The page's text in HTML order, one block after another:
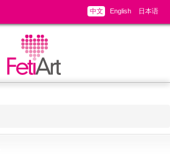
中文 English 日本语